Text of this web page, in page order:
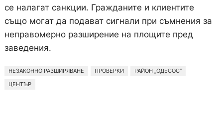
се налагат санкции. Гражданите и клиентите
също могат да подават сигнали при съмнения за
неправомерно разширение на площите пред
заведения.
НЕЗАКОННО РАЗШИРЯВАНЕ ПРОВЕРКИ
РАЙОН „ОДЕСОС“
ЦЕНТЪР